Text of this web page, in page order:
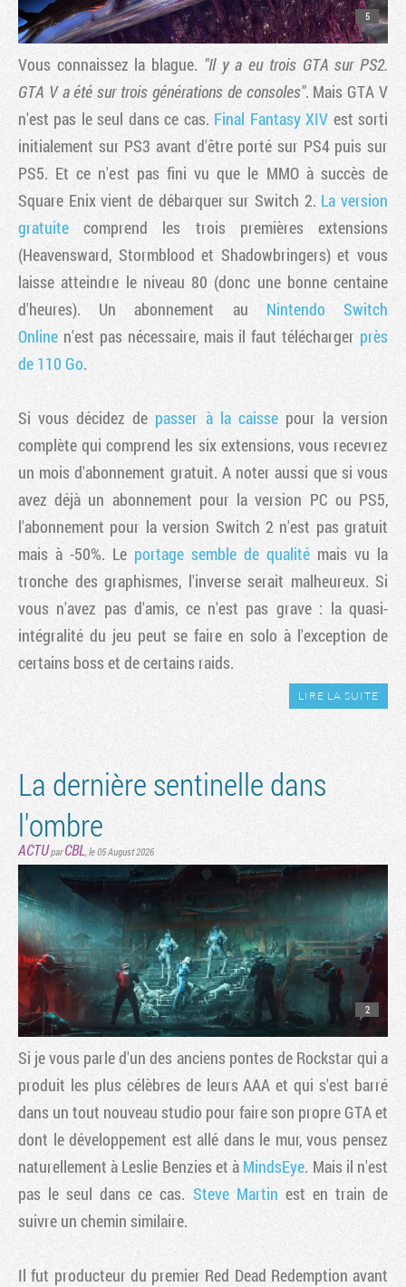
5
Vous connaissez la blague. "Il y a eu trois GTA sur PS2.
GTA V a été sur trois générations de consoles". Mais GTA V
n'est pas le seul dans ce cas. Final Fantasy XIV est sorti
initialement sur PS3 avant d'être porté sur PS4 puis sur
PS5. Et ce n'est pas fini vu que le MMO à succès de
Square Enix vient de débarquer sur Switch 2. La version
gratuite comprend les trois premières extensions
(Heavensward, Stormblood et Shadowbringers) et vous
laisse atteindre le niveau 80 (donc une bonne centaine
d'heures). Un abonnement au Nintendo Switch
Online n'est pas nécessaire, mais il faut télécharger près
de 110 Go.
Si vous décidez de passer à la caissepour la version
complète qui comprend les six extensions, vous recevrez
un mois d'abonnement gratuit. A noter aussi que si vous
avez déjà un abonnement pour la version PC ou PS5,
l'abonnement pour la version Switch 2 n'est pas gratuit
mais à -50%. Le portage semble de qualité mais vu la
tronche des graphismes, l'inverse serait malheureux. Si
vous n'avez pas d'amis, ce n'est pas grave : la quasi-
intégralité du jeu peut se faire en solo à l'exception de
certains boss et de certains raids.
LIRE LA SUITE
La dernière sentinelle dans
l'ombre
ACTUparCBL,le 05 August 2026
2
Si je vous parle d'un des anciens pontes de Rockstar qui a
produit les plus célèbres de leurs AAA et qui s'est barré
dans un tout nouveau studio pour faire son propre GTA et
dont le développement est allé dans le mur, vous pensez
naturellement à Leslie Benzies et à MindsEye. Mais il n'est
pas le seul dans ce cas. Steve Martin est en train de
suivre un chemin similaire.
Il fut producteur du premier Red Dead Redemption avant